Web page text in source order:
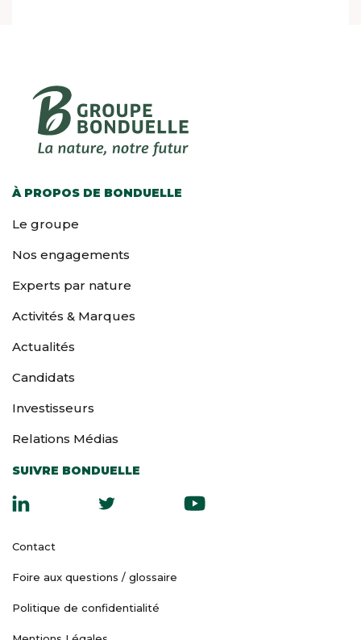
À PROPOS DE BONDUELLE
Le groupe
Nos engagements
Experts par nature
Activités & Marques
Actualités
Candidats
Investisseurs
Relations Médias
SUIVRE BONDUELLE
Contact
Foire aux questions / glossaire
Politique de confidentialité